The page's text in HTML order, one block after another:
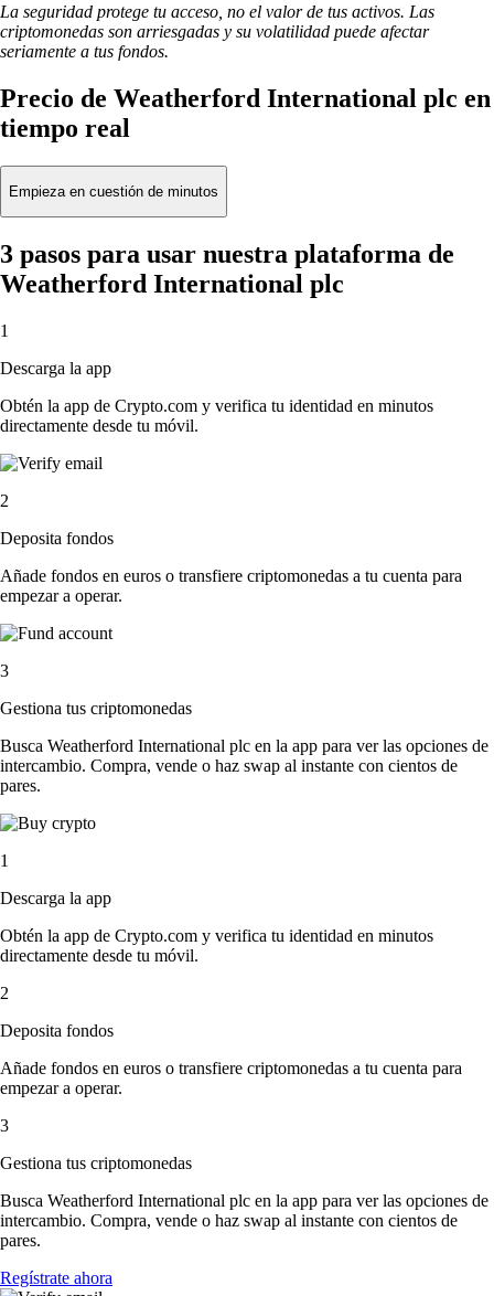
La seguridad protege tu acceso, no el valor de tus activos. Las
criptomonedas son arriesgadas y su volatilidad puede afectar
seriamente a tus fondos.
Precio de Weatherford International plc en
tiempo real
Empieza en cuestión de minutos
3 pasos para usar nuestra plataforma de
Weatherford International plc
1
Descarga la app
Obtén la app de Crypto.com y verifica tu identidad en minutos
directamente desde tu móvil.
2
Deposita fondos
Añade fondos en euros o transfiere criptomonedas a tu cuenta para
empezar a operar.
3
Gestiona tus criptomonedas
Busca Weatherford International plc en la app para ver las opciones de
intercambio. Compra, vende o haz swap al instante con cientos de
pares.
1
Descarga la app
Obtén la app de Crypto.com y verifica tu identidad en minutos
directamente desde tu móvil.
2
Deposita fondos
Añade fondos en euros o transfiere criptomonedas a tu cuenta para
empezar a operar.
3
Gestiona tus criptomonedas
Busca Weatherford International plc en la app para ver las opciones de
intercambio. Compra, vende o haz swap al instante con cientos de
pares.
Regístrate ahora